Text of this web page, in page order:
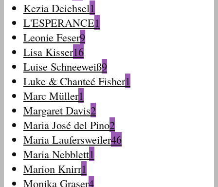
Kezia Deichsel1
L'ESPERANCE1
Leonie Feser9
Lisa Kisser16
Luise Schneeweiß9
Luke & Chanteé Fisher1
Marc Müller1
Margaret Davis2
Maria José del Pino2
Maria Laufersweiler46
Maria Nebblett1
Marion Knirr1
Monika Graser4